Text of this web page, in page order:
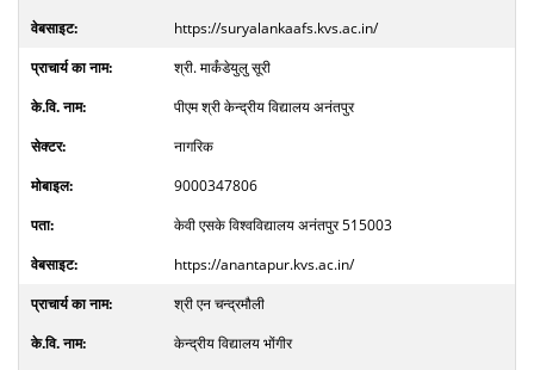
https://suryalankaafs.kvs.ac.in/
श्री. मार्कंडेयुलु सूरी
पीएम श्री केन्द्रीय विद्यालय अनंतपुर
नागरिक
9000347806
केवी एसके विश्वविद्यालय अनंतपुर 515003
https://anantapur.kvs.ac.in/
श्री एन चन्द्रमौली
केन्द्रीय विद्यालय भोंगीर